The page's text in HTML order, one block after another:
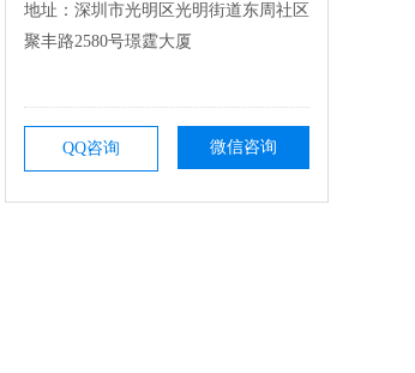
地址：深圳市光明区光明街道东周社区
聚丰路2580号璟霆大厦
QQ咨询 微信咨询